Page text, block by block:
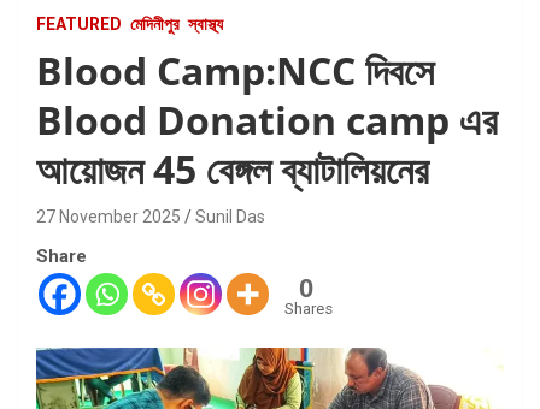
FEATURED মেদিনীপুর স্বাস্থ্য
Blood Camp:NCC দিবসে
Blood Donation camp এর
আয়োজন 45 বেঙ্গল ব্যাটালিয়নের
27 November 2025 Sunil Das
Share
0
Shares